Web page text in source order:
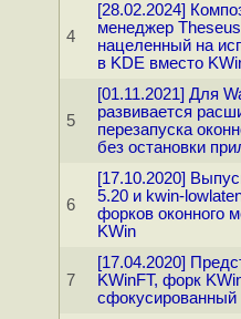
4
[28.02.2024]
менеджер
нацеленный на
в KDE вместо
5
[01.11.2021] Для
развивается
перезапуска
без остановки
6
[17.10.2020]
5.20 и kwin-
форков оконного
KWin
7
[17.04.2020]
KWinFT, форк
сфокусированный